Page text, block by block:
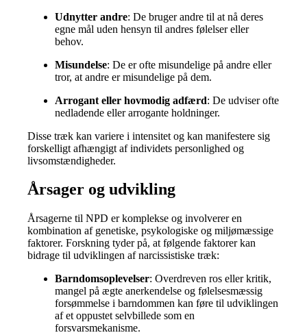
Udnytter andre:De bruger andre til at nå deres
egne mål uden hensyn til andres følelser eller
behov.
Misundelse:De er ofte misundelige på andre eller
tror, at andre er misundelige på dem.
Arrogant eller hovmodig adfærd:De udviser ofte
nedladende eller arrogante holdninger.
Disse træk kan variere i intensitet og kan manifestere sig
forskelligt afhængigt af individets personlighed og
livsomstændigheder.
Årsager og udvikling
Årsagerne til NPD er komplekse og involverer en
kombination af genetiske, psykologiske og miljømæssige
faktorer. Forskning tyder på, at følgende faktorer kan
bidrage til udviklingen af narcissistiske træk:
Barndomsoplevelser:Overdreven ros eller kritik,
mangel på ægte anerkendelse og følelsesmæssig
forsømmelse i barndommen kan føre til udviklingen
af et oppustet selvbillede som en
forsvarsmekanisme.